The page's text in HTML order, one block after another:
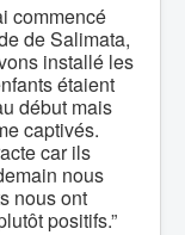
commencé
de Salimata,
installé les
étaient
début mais
captivés.
car ils
nous
nous ont
positifs.”